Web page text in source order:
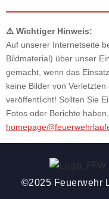
⚠️ Wichtiger Hinweis:
Auf unserer Internetseite
Bildmaterial) über unser
gemacht, wenn das
keine Bilder von
veröffentlicht! Sollten Sie
Fotos oder Berichte
©2025 Feuerwehr